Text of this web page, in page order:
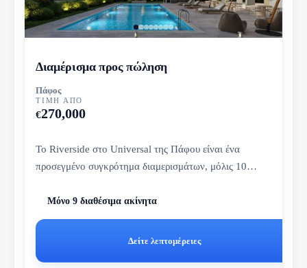
Διαμέρισμα προς πώληση
Πάφος
ΤΙΜΉ ΑΠΌ
€270,000
Το Riverside στο Universal της Πάφου είναι ένα
προσεγμένο συγκρότημα διαμερισμάτων, μόλις 10
Μόνο 9 διαθέσιμα ακίνητα
Δείτε λεπτομέρειες